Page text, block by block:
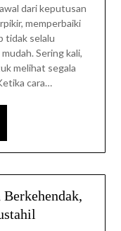
dari keputusan
memperbaiki
tidak selalu
Sering kali,
melihat segala
cara…